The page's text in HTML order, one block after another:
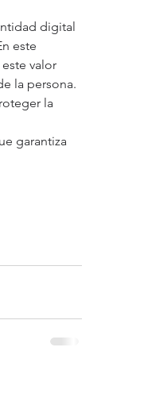
digital
este
valor
la persona.
la
garantiza